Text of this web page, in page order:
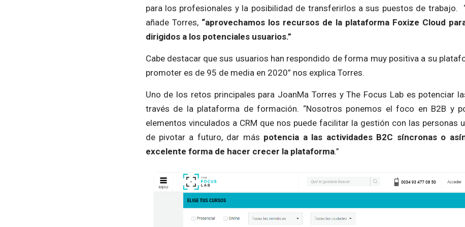
para los profesionales y la posibilidad de transferirlos a sus puestos de trabajo.
añade Torres, “aprovechamos los recursos de la plataforma Foxize Cloud
dirigidos a los potenciales usuarios.”
Cabe destacar que sus usuarios han respondido de forma muy positiva a su
promoter es de 95 de media en 2020” nos explica Torres.
Uno de los retos principales para JoanMa Torres y The Focus Lab es potenciar
través de la plataforma de formación. “Nosotros ponemos el foco en B2B y
elementos vinculados a CRM que nos puede facilitar la gestión con las personas
de pivotar a futuro, dar más potencia a las actividades B2C síncronas o
excelente forma de hacer crecer la plataforma.”